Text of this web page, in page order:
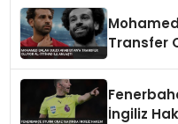
Transfer
İngiliz